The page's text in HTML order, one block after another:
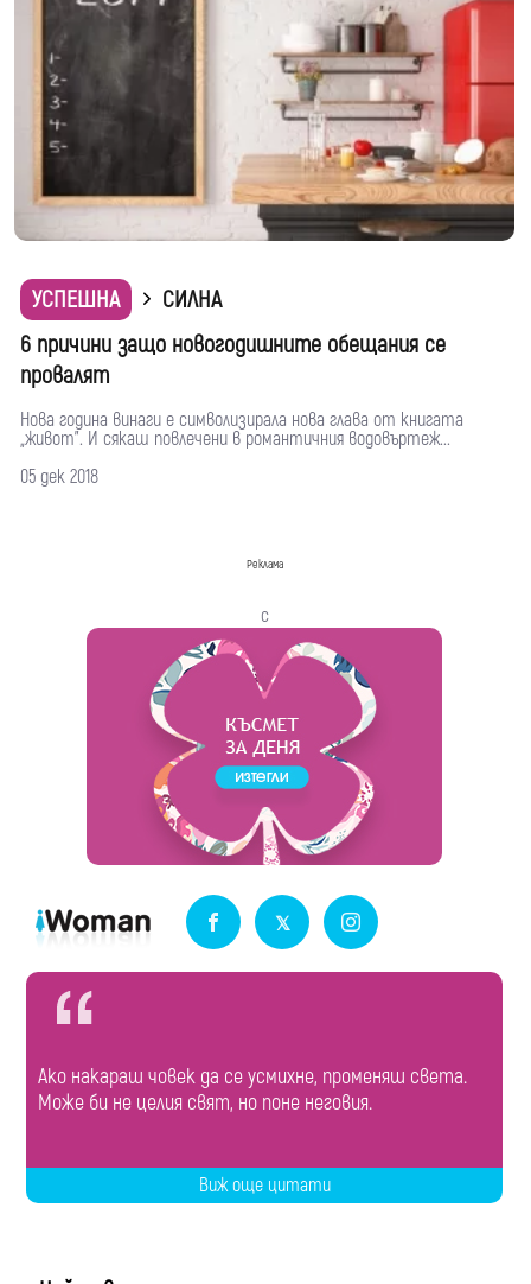
УСПЕШНА
СИЛНА
6 причини защо новогодишните обещания се
провалят
Нова година винаги е символизирала нова глава от книгата
„живот”. И сякаш повлечени в романтичния водовъртеж...
05 дек 2018
Реклама
с
Ако накараш човек да се усмихне, променяш света.
Може би не целия свят, но поне неговия.
Виж още цитати